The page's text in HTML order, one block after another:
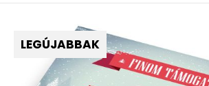
LEGÚJABBAK